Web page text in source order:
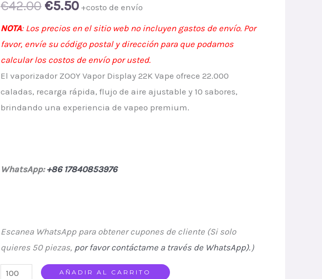
€42.00 Original
price
€42.00.
€5.50Current
price
is:
€5.50.
+costo de envío
NOTA: Los precios en el sitio web no incluyen gastos de envío. Por
favor, envíe su código postal y dirección para que podamos
calcular los costos de envío por usted.
El vaporizador ZOOY Vapor Display 22K Vape ofrece 22.000
caladas, recarga rápida, flujo de aire ajustable y 10 sabores,
brindando una experiencia de vapeo premium.
WhatsApp:+86 17840853976
Escanea WhatsApp para obtener cupones de cliente (Si solo
quieres 50 piezas, por favor contáctame a través de WhatsApp).）
ZOOY
AÑADIR AL CARRITO